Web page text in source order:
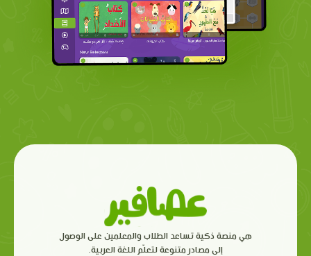
هي منصة ذكية تساعد الطلاب والمعلمين على الوصول
إلى مصادر متنوعة لتعلّم اللغة العربية.